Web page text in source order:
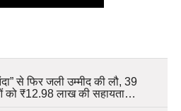
से फिर जली उम्मीद की लौ, 39
को ₹12.98 लाख की सहायता…